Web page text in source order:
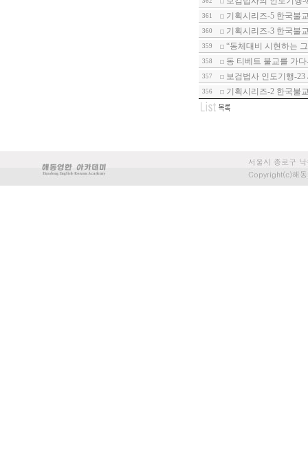
361 기획시리즈-5 한국불
360 기획시리즈-3 한국불
359 “동체대비 시현하는
358 동 티베트 불교를 가
357 보검법사 인도기행-
356 기획시리즈-2 한국불